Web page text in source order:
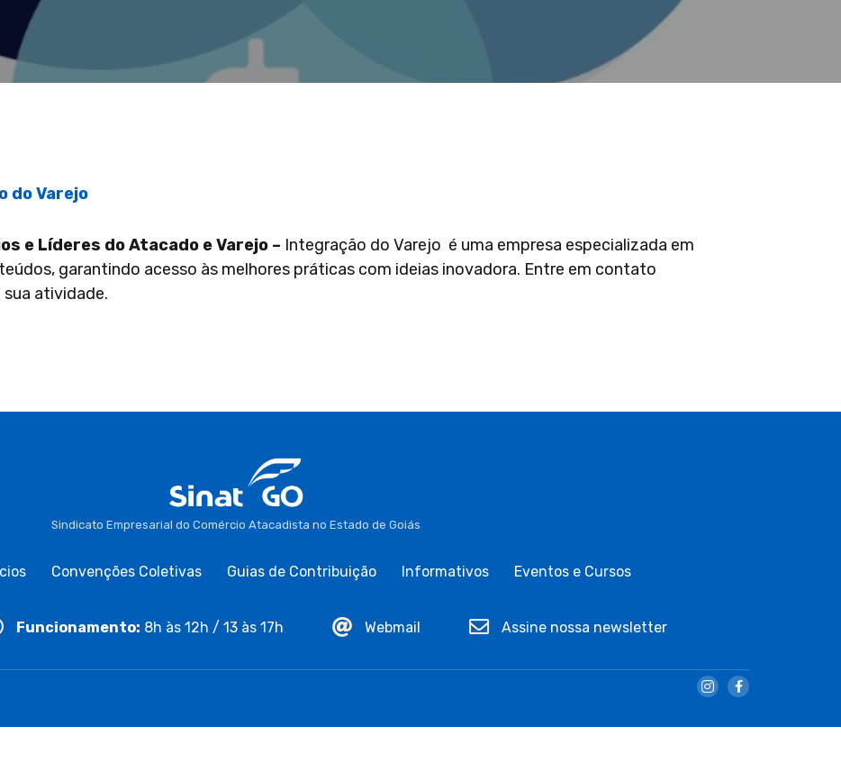
do Varejo
e Líderes do Atacado e Varejo – Integração do Varejo é uma empresa especializada em
garantindo acesso às melhores práticas com ideias inovadora. Entre em contato
atividade.
Sindicato Empresarial do Comércio Atacadista no Estado de Goiás
Convenções Coletivas Guias de Contribuição Informativos Eventos e Cursos
Funcionamento: 8h às 12h / 13 às 17h Webmail Assine nossa newsletter